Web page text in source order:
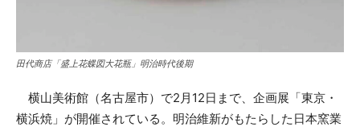
田代商店「盛上花蝶図大花瓶」明治時代後期
横山美術館（名古屋市）で2月12日まで、企画展「東京・
横浜焼」が開催されている。明治維新がもたらした日本窯業